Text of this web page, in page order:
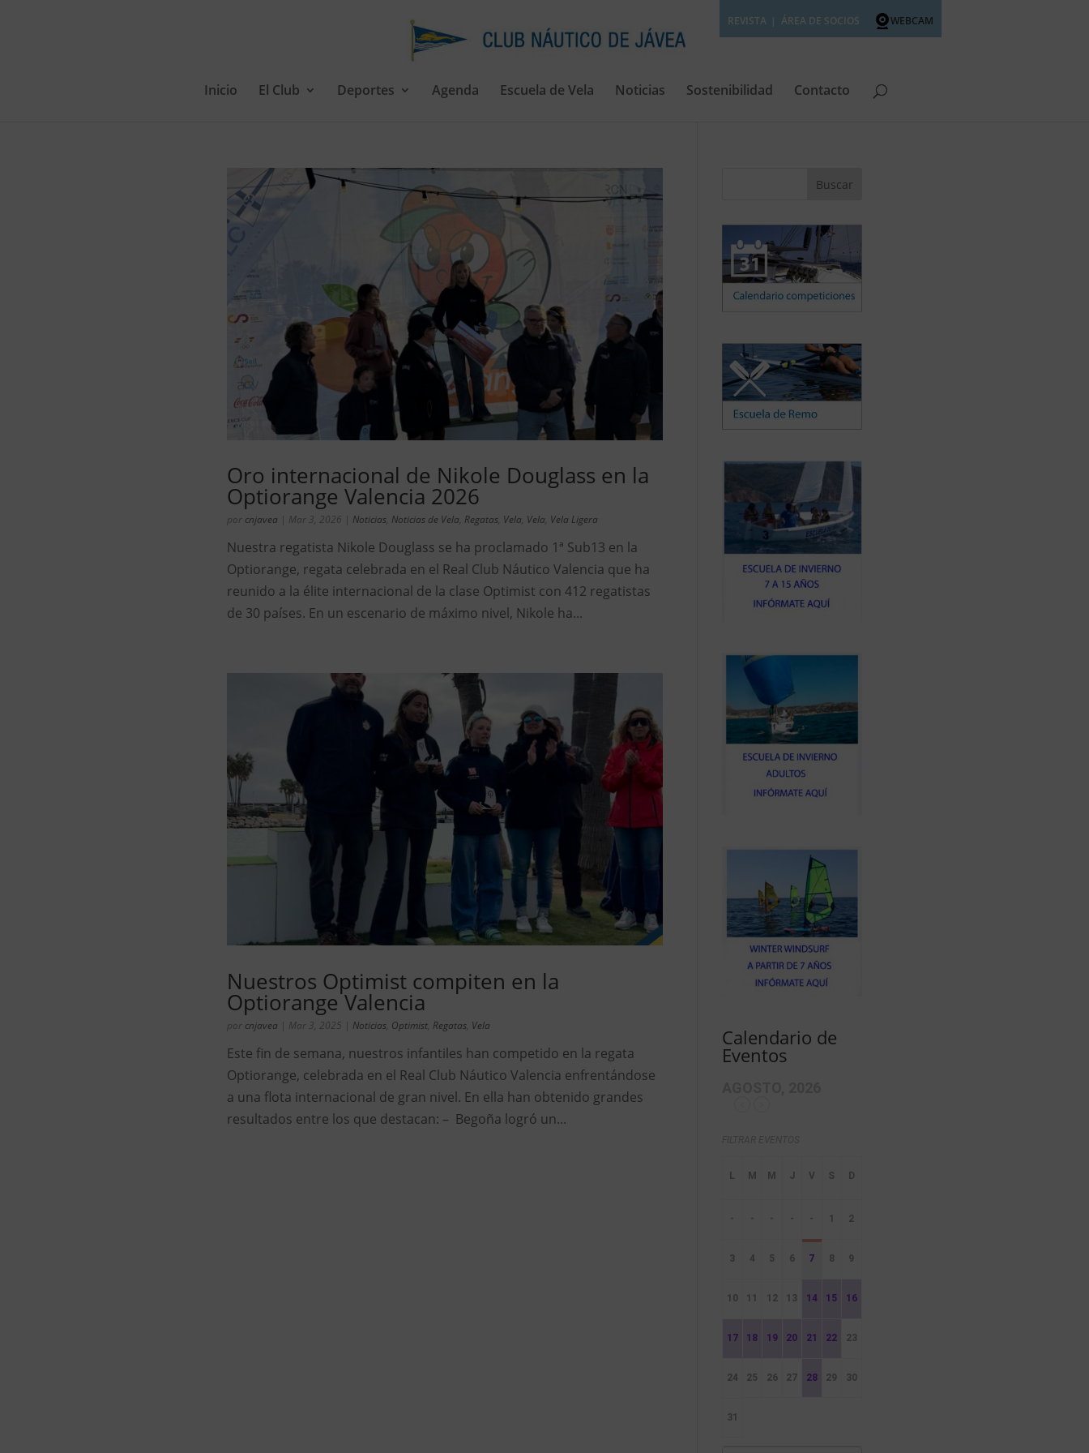
REVISTA ÁREA DE SOCIOS WEBCAM
Inicio El Club Deportes Agenda Escuela de Vela Noticias Sostenibilidad Contacto
Oro internacional de Nikole Douglass en la
Optiorange Valencia 2026
por cnjavea | Mar 3, 2026 | Noticias Noticias de Vela Regatas Vela Vela Vela Ligera
Nuestra regatista Nikole Douglass se ha proclamado 1ª Sub13 en la
Optiorange, regata celebrada en el Real Club Náutico Valencia que ha
reunido a la élite internacional de la clase Optimist con 412 regatistas
de 30 países. En un escenario de máximo nivel, Nikole ha...
Nuestros Optimist compiten en la
Optiorange Valencia
por cnjavea | Mar 3, 2025 | Noticias Optimist Regatas Vela
Este fin de semana, nuestros infantiles han competido en la regata
Optiorange, celebrada en el Real Club Náutico Valencia enfrentándose
a una flota internacional de gran nivel. En ella han obtenido grandes
resultados entre los que destacan: – Begoña logró un...
Calendario de
Eventos
- - - - - 1 2
3 4 5 6 7 8 9
10 11 12 13 14 15 16
17 18 19 20 21 22 23
24 25 26 27 28 29 30
31